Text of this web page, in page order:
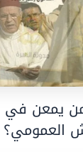
يمعن في
العمومي؟